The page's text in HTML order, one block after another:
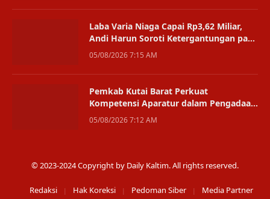
Laba Varia Niaga Capai Rp3,62 Miliar,
Andi Harun Soroti Ketergantungan pada
Satu Bisnis
05/08/2026 7:15 AM
Pemkab Kutai Barat Perkuat
Kompetensi Aparatur dalam Pengadaan
Digital
05/08/2026 7:12 AM
© 2023-2024 Copyright by Daily Kaltim. All rights reserved.
Redaksi Hak Koreksi Pedoman Siber Media Partner